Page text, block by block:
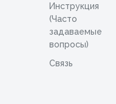
Инструкция
(Часто
задаваемые
вопросы)
Связь